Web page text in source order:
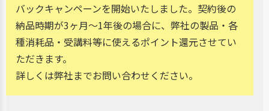
バックキャンペーンを開始いたしました。契約後の
納品時期が3ヶ月～1年後の場合に、弊社の製品・各
種消耗品・受講料等に使えるポイント還元させてい
ただきます。
詳しくは弊社までお問い合わせください。